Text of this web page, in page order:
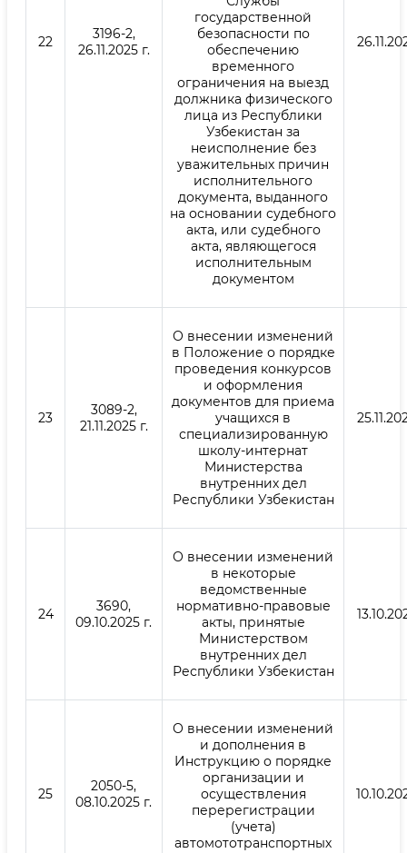
22
3196-2,
26.11.2025 г.
государственной
безопасности по
обеспечению
временного
ограничения на выезд
должника физического
лица из Республики
Узбекистан за
неисполнение без
уважительных причин
исполнительного
документа, выданного
на основании судебного
акта, или судебного
акта, являющегося
исполнительным
документом
23
3089-2,
21.11.2025 г.
О внесении изменений
в Положение о порядке
проведения конкурсов
и оформления
документов для приема
учащихся в
специализированную
школу-интернат
Министерства
внутренних дел
Республики Узбекистан
24
3690,
09.10.2025 г.
О внесении изменений
в некоторые
ведомственные
нормативно-правовые
акты, принятые
Министерством
внутренних дел
Республики Узбекистан
25
2050-5,
08.10.2025 г.
О внесении изменений
и дополнения в
Инструкцию о порядке
организации и
осуществления
перерегистрации
(учета)
автомототранспортных